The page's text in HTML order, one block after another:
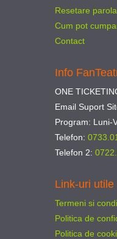
Resetare parola
Cum pot
Contact
Info
ONE
Email Suport
Program: Luni-
Telefon:
Telefon 2:
Link-uri utile
Termeni si
Politica de
Politica de